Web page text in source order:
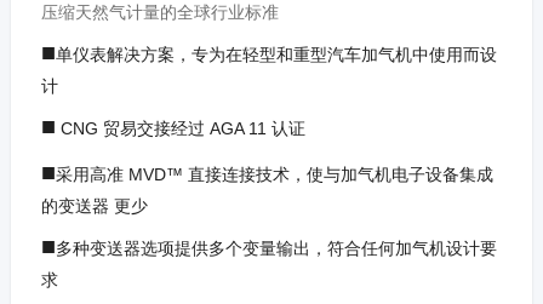
压缩天然气计量的全球行业标准
■单仪表解决方案，专为在轻型和重型汽车加气机中使用而设
计
■ CNG 贸易交接经过 AGA 11 认证
■采用高准 MVD™ 直接连接技术，使与加气机电子设备集成
的变送器 更少
■多种变送器选项提供多个变量输出，符合任何加气机设计要
求